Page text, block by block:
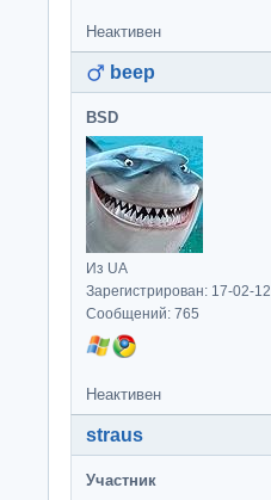
Неактивен
beep
BSD
Из UA
Зарегистрирован: 17-02-12
Сообщений: 765
Неактивен
straus
Участник